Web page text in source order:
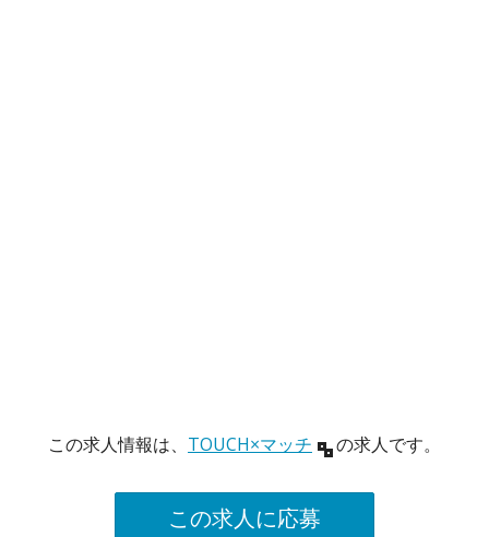
この求人情報は、 TOUCH×マッチ の求人です。
この求人に応募